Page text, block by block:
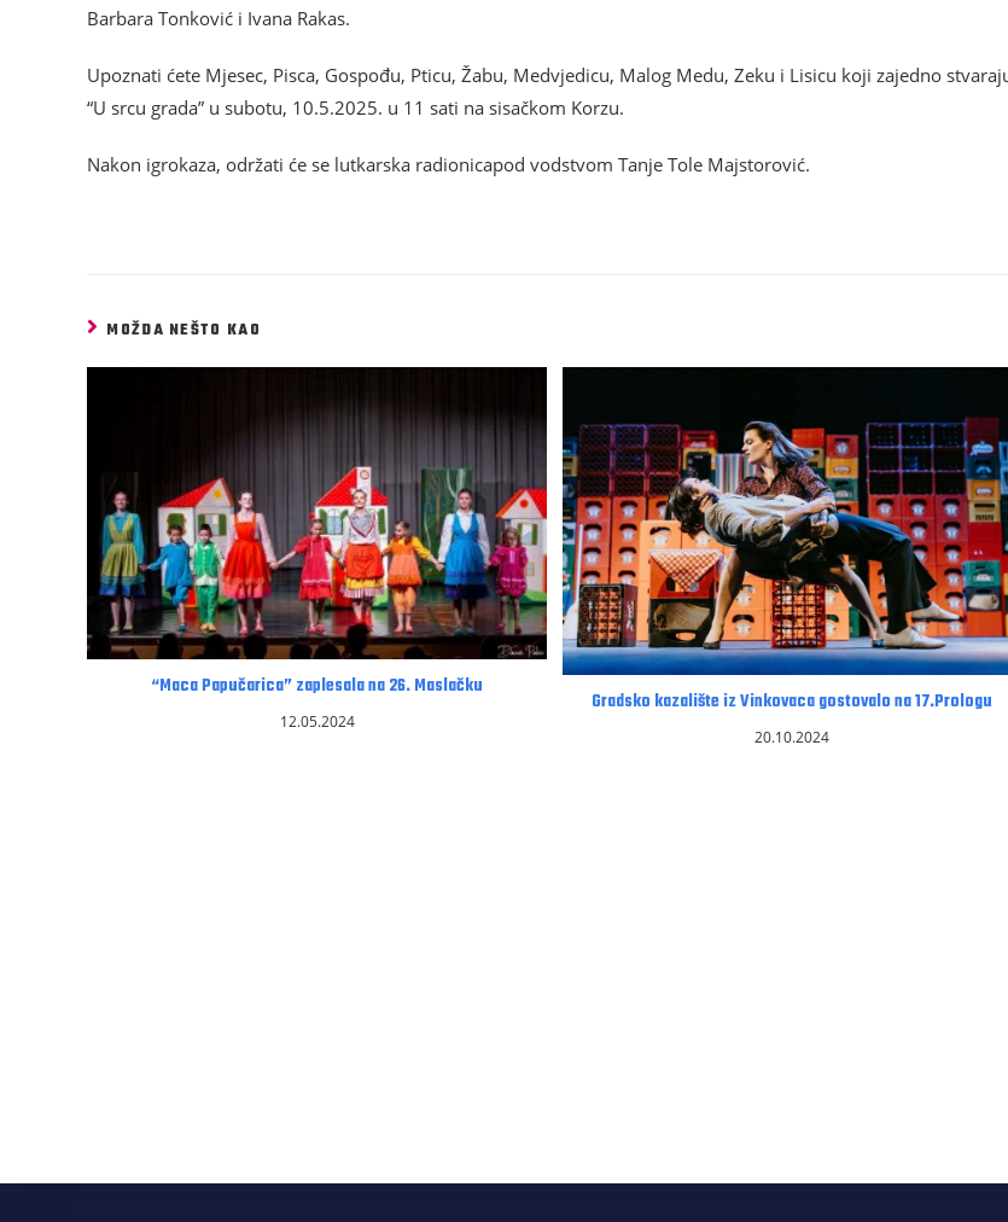
Barbara Tonković i Ivana Rakas.
Upoznati ćete Mjesec, Pisca, Gospođu, Pticu, Žabu, Medvjedicu, Malog Medu, Zeku i Lisicu koji zajedno
“U srcu grada” u subotu, 10.5.2025. u 11 sati na sisačkom Korzu.
Nakon igrokaza, održati će se lutkarska radionicapod vodstvom Tanje Tole Majstorović.
MOŽDA NEŠTO KAO
“Maca Papučarica” zaplesala na 26. Maslačku
12.05.2024
Gradsko kazalište iz Vinkovaca gostovalo na 17.Prologu
20.10.2024